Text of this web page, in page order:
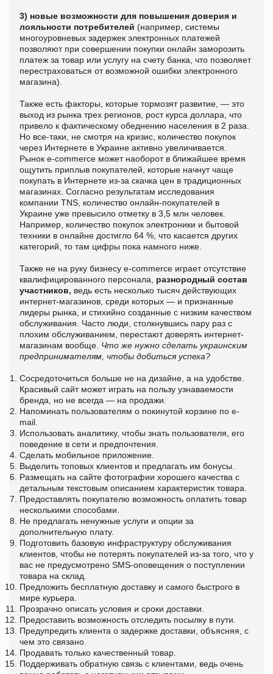
3) новые возможности для повышения доверия и
лояльности потребителей (например, системы
многоуровневых задержек электронных платежей
позволяют при совершении покупки онлайн заморозить
платеж за товар или услугу на счету банка, что позволяет
перестраховаться от возможной ошибки электронного
магазина).
Также есть факторы, которые тормозят развитие, — это
выход из рынка трех регионов, рост курса доллара, что
привело к фактическому обеднению населения в 2 раза.
Но все-таки, не смотря на кризис, количество покупок
через Интернете в Украине активно увеличивается.
Рынок e-commerce может наоборот в ближайшее время
ощутить приплыв покупателей, которые начнут чаще
покупать в Интернете из-за скачка цен в традиционных
магазинах. Согласно результатам исследования
компании TNS, количество онлайн-покупателей в
Украине уже превысило отметку в 3,5 млн человек.
Например, количество покупок электроники и бытовой
техники в онлайне достигло 64 %, что касается других
категорий, то там цифры пока намного ниже.
Также не на руку бизнесу e-commerce играет отсутствие
квалифицированного персонала, разнородный состав
участников, ведь есть несколько тысяч действующих
интернет-магазинов, среди которых — и признанные
лидеры рынка, и стихийно созданные с низким качеством
обслуживания. Часто люди, столкнувшись пару раз с
плохим обслуживанием, перестают доверять интернет-
магазинам вообще. Что же нужно сделать украинским
предпринимателям, чтобы добиться успеха?
Сосредоточиться больше не на дизайне, а на удобстве.
Красивый сайт может играть на пользу узнаваемости
бренда, но не всегда — на продажи.
Напоминать пользователям о покинутой корзине по e-
mail.
Использовать аналитику, чтобы знать пользователя, его
поведение в сети и предпочтения.
Сделать мобильное приложение.
Выделить топовых клиентов и предлагать им бонусы.
Размещать на сайте фотографии хорошего качества с
детальным текстовым описанием характеристик товара.
Предоставлять покупателю возможность оплатить товар
несколькими способами.
Не предлагать ненужные услуги и опции за
дополнительную плату.
Подготовить базовую инфраструктуру обслуживания
клиентов, чтобы не потерять покупателей из-за того, что у
вас не предусмотрено SMS-оповещения о поступлении
товара на склад.
Предложить бесплатную доставку и самого быстрого в
мире курьера.
Прозрачно описать условия и сроки доставки.
Предоставить возможность отследить посылку в пути.
Предупредить клиента о задержке доставки, объясняя, с
чем это связано.
Продавать только качественный товар.
Поддерживать обратную связь с клиентами, ведь очень